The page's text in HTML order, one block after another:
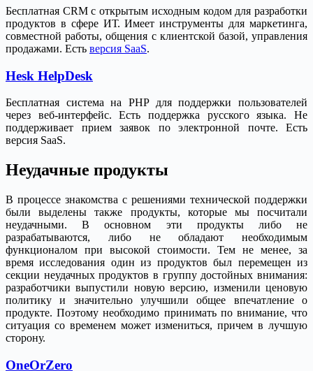
Бесплатная CRM с открытым исходным кодом для разработки
продуктов в сфере ИТ. Имеет инструменты для маркетинга,
совместной работы, общения с клиентской базой, управления
продажами. Есть версия SaaS.
Hesk HelpDesk
Бесплатная система на PHP для поддержки пользователей
через веб-интерфейс. Есть поддержка русского языка. Не
поддерживает прием заявок по электронной почте. Есть
версия SaaS.
Неудачные продукты
В процессе знакомства с решениями технической поддержки
были выделены также продукты, которые мы посчитали
неудачными. В основном эти продукты либо не
разрабатываются, либо не обладают необходимым
функционалом при высокой стоимости. Тем не менее, за
время исследования один из продуктов был перемещен из
секции неудачных продуктов в группу достойных внимания:
разработчики выпустили новую версию, изменили ценовую
политику и значительно улучшили общее впечатление о
продукте. Поэтому необходимо принимать по внимание, что
ситуация со временем может измениться, причем в лучшую
сторону.
OneOrZero